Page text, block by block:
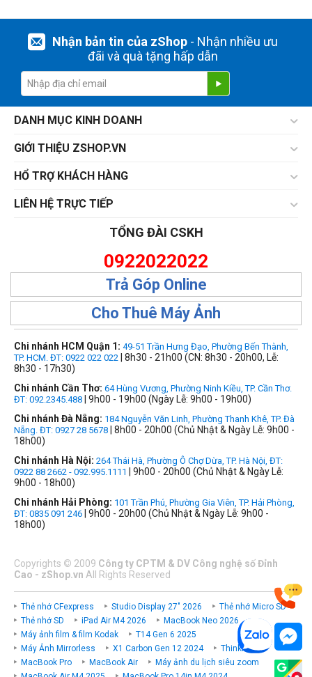
Nhận bản tin của zShop- Nhận nhiều ưu
đãi và quà tặng hấp dẫn
DANH MỤC KINH DOANH
GIỚI THIỆU ZSHOP.VN
HỔ TRỢ KHÁCH HÀNG
LIÊN HỆ TRỰC TIẾP
TỔNG ĐÀI CSKH
0922022022
Trả Góp Online
Cho Thuê Máy Ảnh
Chi nhánh HCM Quận 1: 49-51 Trần Hưng Đạo, Phường Bến Thành,
TP. HCM. ĐT: 0922 022 022 | 8h30 - 21h00 (CN: 8h30 - 20h00, Lễ:
8h30 - 17h30)
Chi nhánh Cần Thơ: 64 Hùng Vương, Phường Ninh Kiều, TP. Cần Thơ.
ĐT: 092.2345.488 | 9h00 - 19h00 (Ngày Lễ: 9h00 - 19h00)
Chi nhánh Đà Nẵng: 184 Nguyễn Văn Linh, Phường Thanh Khê, TP. Đà
Nẵng. ĐT: 0927 28 5678 | 8h00 - 20h00 (Chủ Nhật & Ngày Lễ: 9h00 -
18h00)
Chi nhánh Hà Nội: 264 Thái Hà, Phường Ô Chợ Dừa, TP. Hà Nội, ĐT:
0922 88 2662 - 092.995.1111
| 9h00 - 20h00 (Chủ Nhật & Ngày Lễ:
9h00 - 18h00)
Chi nhánh Hải Phòng: 101 Trần Phú, Phường Gia Viên, TP. Hải Phòng,
ĐT: 0835 091 246 | 9h00 - 20h00 (Chủ Nhật & Ngày Lễ: 9h00 -
18h00)
Copyrights © 2009 Công ty CPTM & DV Công nghệ số Đỉnh
Cao - zShop.vn All Rights Reserved
Thẻ nhớ CFexpress Studio Display 27" 2026
Thẻ nhớ Micro SD
Thẻ nhớ SD
iPad Air M4 2026
MacBook Neo 2026
Máy ảnh film & film Kodak
T14 Gen 6 2025
Máy Ảnh Mirrorless
X1 Carbon Gen 12 2024
ThinkPad P
MacBook Pro
MacBook Air
Máy ảnh du lịch siêu zoom